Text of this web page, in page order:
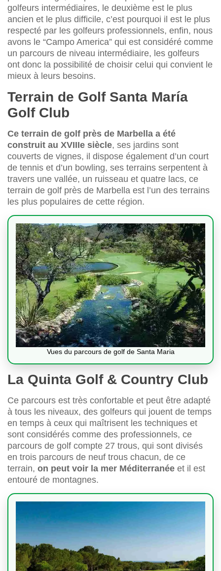
golfeurs intermédiaires, le deuxième est le plus
ancien et le plus difficile, c’est pourquoi il est le plus
respecté par les golfeurs professionnels, enfin, nous
avons le “Campo America” qui est considéré comme
un parcours de niveau intermédiaire, les golfeurs
ont donc la possibilité de choisir celui qui convient le
mieux à leurs besoins.
Terrain de Golf Santa María
Golf Club
Ce terrain de golf près de Marbella a été
construit au XVIIIe siècle, ses jardins sont
couverts de vignes, il dispose également d’un court
de tennis et d’un bowling, ses terrains serpentent à
travers une vallée, un ruisseau et quatre lacs, ce
terrain de golf près de Marbella est l’un des terrains
les plus populaires de cette région.
Vues du parcours de golf de Santa Maria
La Quinta Golf & Country Club
Ce parcours est très confortable et peut être adapté
à tous les niveaux, des golfeurs qui jouent de temps
en temps à ceux qui maîtrisent les techniques et
sont considérés comme des professionnels, ce
parcours de golf compte 27 trous, qui sont divisés
en trois parcours de neuf trous chacun, de ce
terrain, on peut voir la mer Méditerranée et il est
entouré de montagnes.